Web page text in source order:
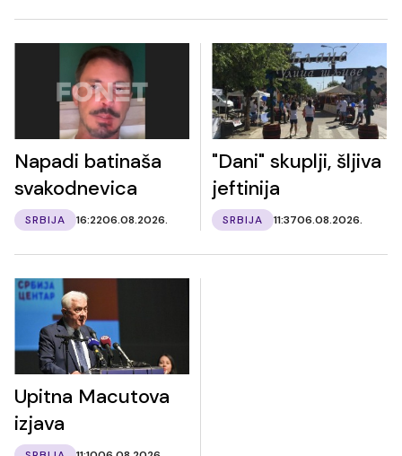
Napadi batinaša
svakodnevica
SRBIJA 16:2206.08.2026.
"Dani" skuplji, šljiva
jeftinija
SRBIJA 11:3706.08.2026.
Upitna Macutova
izjava